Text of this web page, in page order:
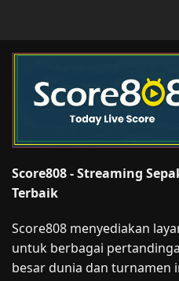
Score808 - Streaming
Terbaik
Score808 menyediakan
untuk berbagai
besar dunia dan turnamen